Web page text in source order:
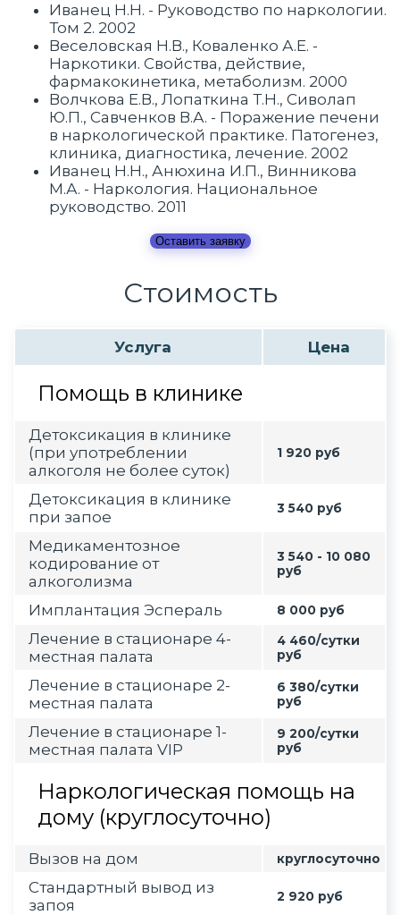
Иванец Н.Н. - Руководство по наркологии.
Том 2. 2002
Веселовская Н.В., Коваленко А.Е. -
Наркотики. Свойства, действие,
фармакокинетика, метаболизм. 2000
Волчкова Е.В., Лопаткина Т.Н., Сиволап
Ю.П., Савченков В.А. - Поражение печени
в наркологической практике. Патогенез,
клиника, диагностика, лечение. 2002
Иванец Н.Н., Анюхина И.П., Винникова
М.А. - Наркология. Национальное
руководство. 2011
Оставить заявку
Стоимость
Услуга Цена
Помощь в клинике
Детоксикация в клинике
(при употреблении
алкоголя не более суток)
1 920 руб
Детоксикация в клинике
при запое
3 540 руб
Медикаментозное
кодирование от
алкоголизма
3 540 - 10 080
руб
Имплантация Эспераль 8 000 руб
Лечение в стационаре 4-
местная палата
4 460/сутки
руб
Лечение в стационаре 2-
местная палата
6 380/сутки
руб
Лечение в стационаре 1-
местная палата VIP
9 200/сутки
руб
Наркологическая помощь на
дому (круглосуточно)
Вызов на дом круглосуточно
Стандартный вывод из
запоя
2 920 руб